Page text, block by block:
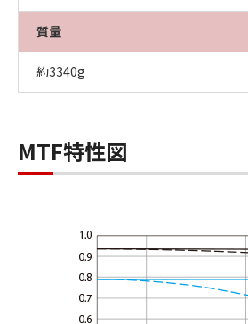
質量
約3340g
MTF特性図